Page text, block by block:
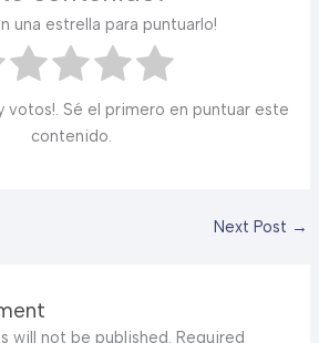
una estrella para puntuarlo!
votos!. Sé el primero en puntuar este
contenido.
Next Post →
will not be published. Required